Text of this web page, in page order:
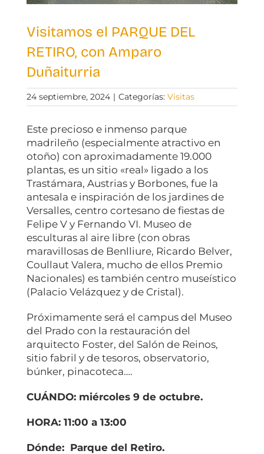
Visitamos el PARQUE DEL
RETIRO, con Amparo
Duñaiturria
24 septiembre, 2024 | Categorías: Visitas
Este precioso e inmenso parque
madrileño (especialmente atractivo en
otoño) con aproximadamente 19.000
plantas, es un sitio «real» ligado a los
Trastámara, Austrias y Borbones, fue la
antesala e inspiración de los jardines de
Versalles, centro cortesano de fiestas de
Felipe V y Fernando VI. Museo de
esculturas al aire libre (con obras
maravillosas de Benlliure, Ricardo Belver,
Coullaut Valera, mucho de ellos Premio
Nacionales) es también centro museístico
(Palacio Velázquez y de Cristal).
Próximamente será el campus del Museo
del Prado con la restauración del
arquitecto Foster, del Salón de Reinos,
sitio fabril y de tesoros, observatorio,
búnker, pinacoteca….
CUÁNDO: miércoles 9 de octubre.
HORA: 11:00 a 13:00
Dónde: Parque del Retiro.